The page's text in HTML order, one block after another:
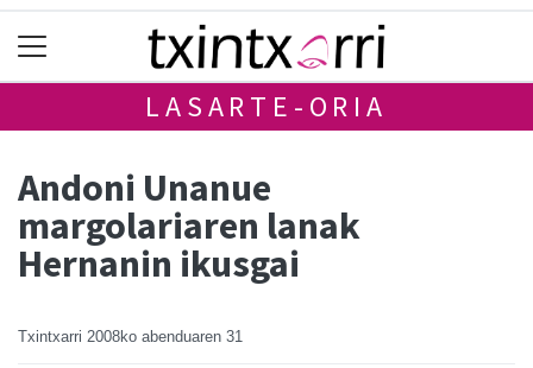
LASARTE-ORIA
Andoni Unanue
margolariaren lanak
Hernanin ikusgai
Txintxarri 2008ko abenduaren 31